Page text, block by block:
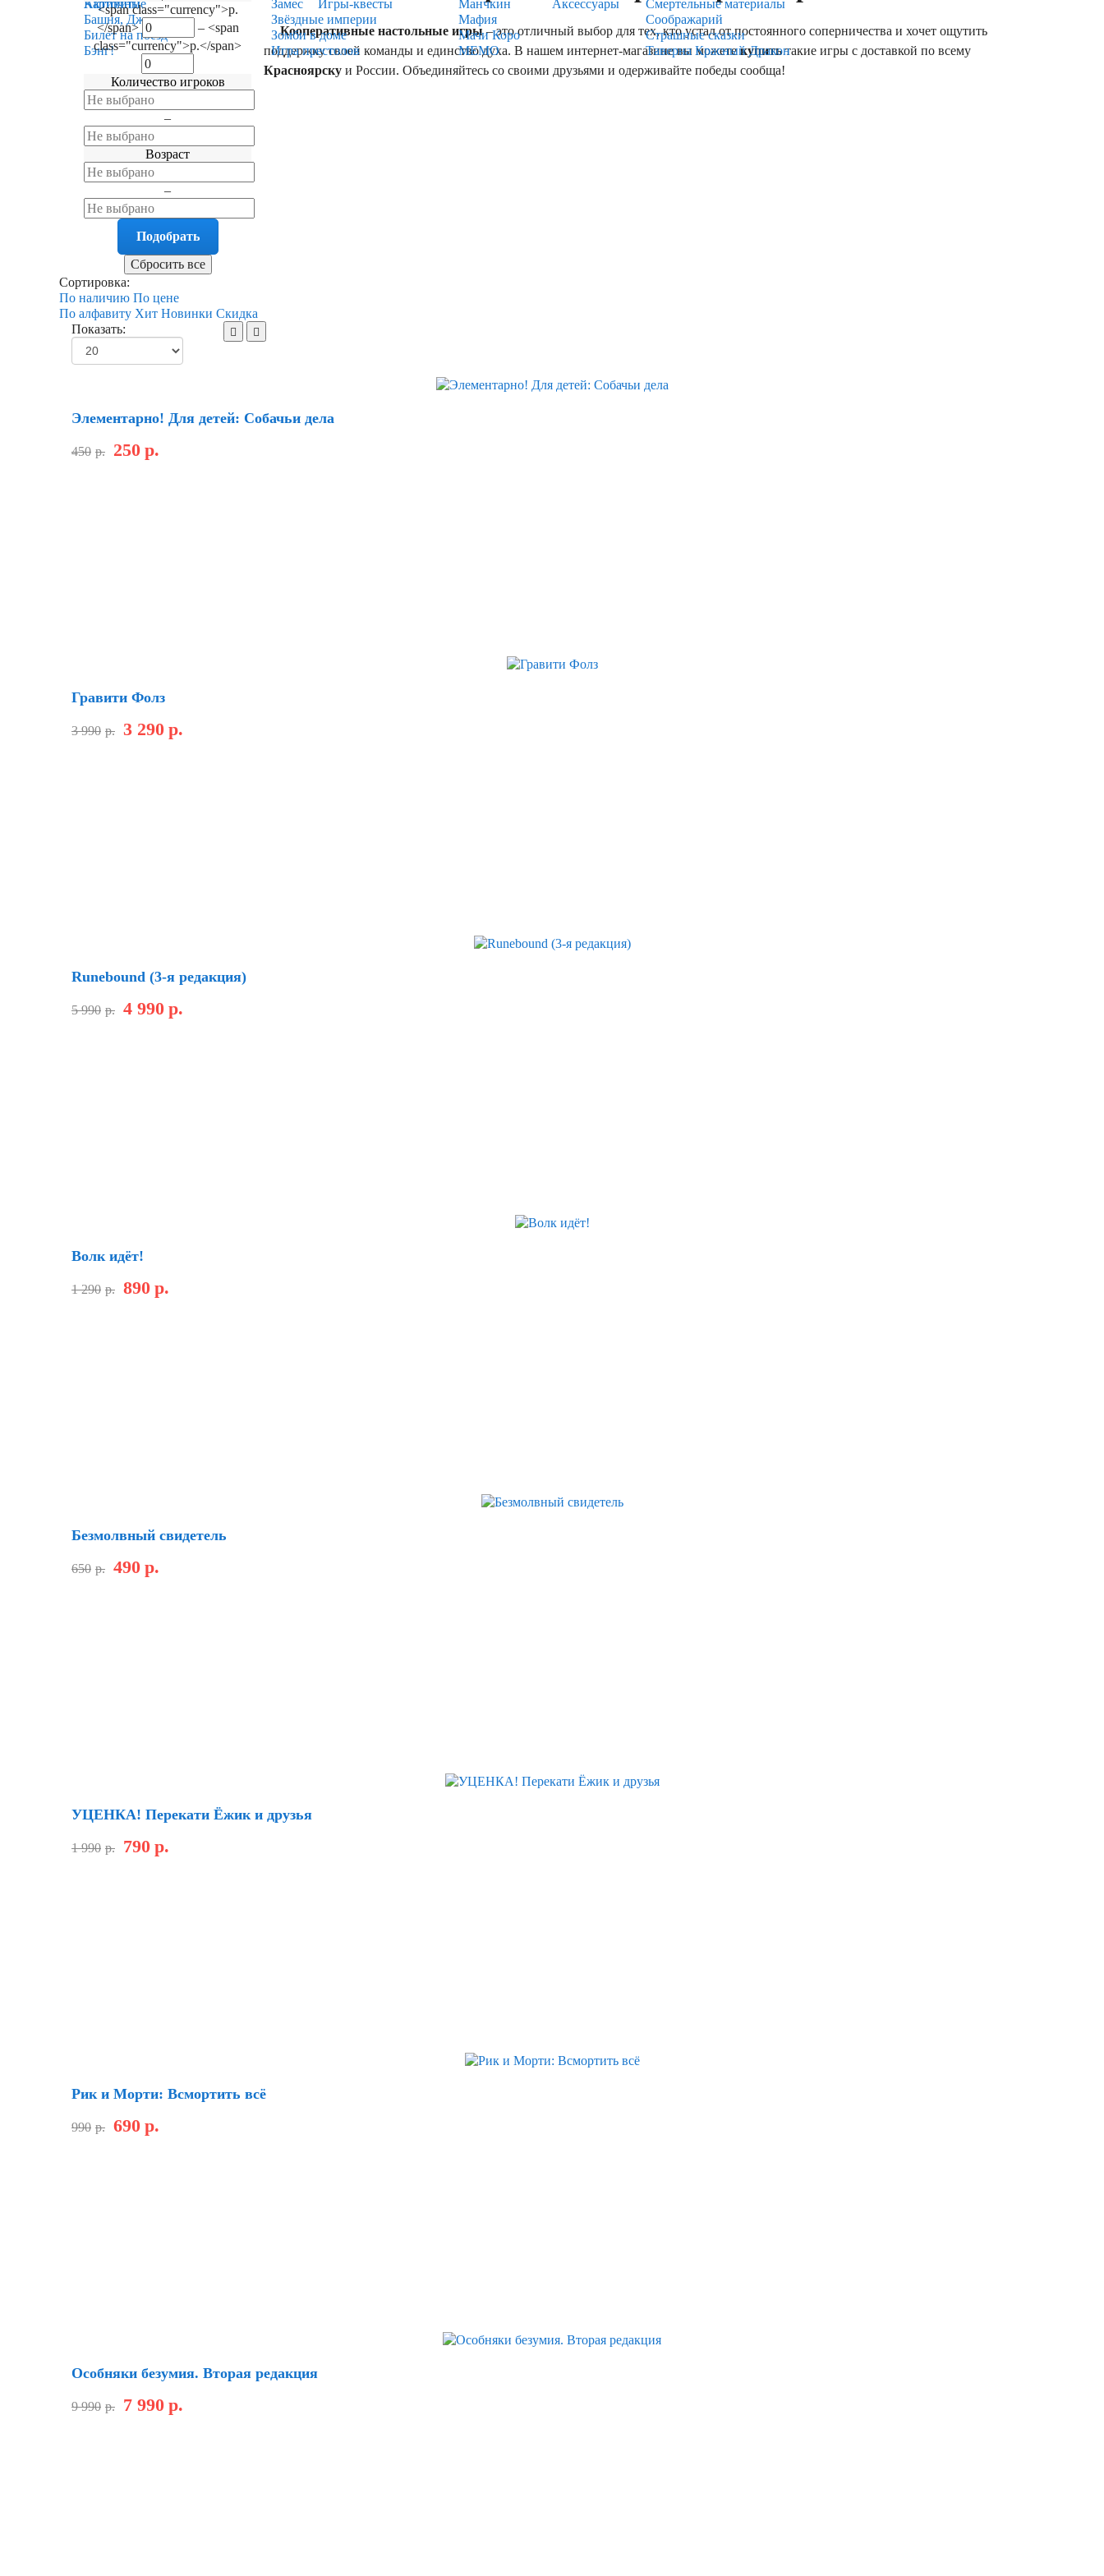
Карточные
Игры-квесты
Аксессуары
Активити
Башня, Дженга
Билет на поезд
Бэнг!
Замес
Звёздные империи
Зомби в доме
Игра престолов
Манчкин
Мафия
Мачи Коро
МЕМО
Смертельные материалы
Соображарий
Страшные сказки
Таверна Красный Дракон
<span class="currency">р.
</span>
– <span
class="currency">р.</span>
Количество игроков
–
Возраст
–
Кооперативные настольные игры– это отличный выбор для тех, кто устал от постоянного соперничества и хочет ощутить
поддержку своей команды и единство духа. В нашем интернет-магазине вы можетекупитьтакие игры с доставкой по всему
Красноярску и России. Объединяйтесь со своими друзьями и одерживайте победы сообща!
Сортировка:
По наличию По цене
По алфавиту Хит Новинки Скидка
Показать:
Элементарно! Для детей: Собачьи дела
450 р. 250 р.
Гравити Фолз
3 990 р. 3 290 р.
Runebound (3-я редакция)
5 990 р. 4 990 р.
Волк идёт!
1 290 р. 890 р.
Безмолвный свидетель
650 р. 490 р.
УЦЕНКА! Перекати Ёжик и друзья
1 990 р. 790 р.
Рик и Морти: Всмортить всё
990 р. 690 р.
Особняки безумия. Вторая редакция
9 990 р. 7 990 р.